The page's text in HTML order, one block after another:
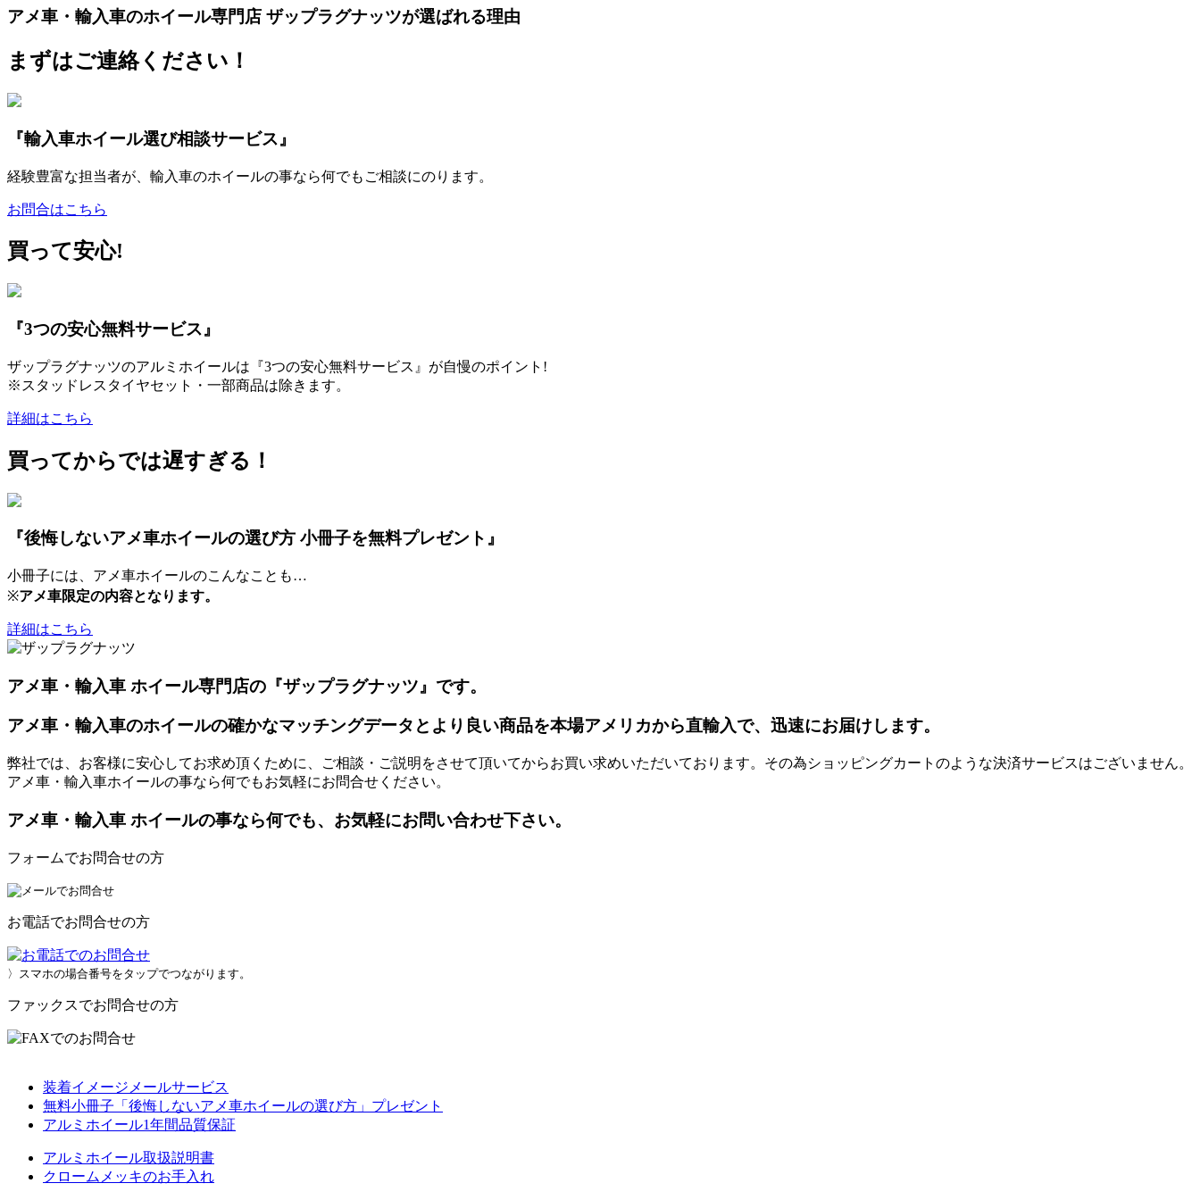
アメ車・輸入車のホイール専門店 ザップラグナッツが選ばれる理由
まずはご連絡ください！
『輸入車ホイール選び相談サービス』
経験豊富な担当者が、輸入車のホイールの事なら何でもご相談にのります。
お問合はこちら
買って安心!
『3つの安心無料サービス』
ザップラグナッツのアルミホイールは『3つの安心無料サービス』が自慢のポイント!
※スタッドレスタイヤセット・一部商品は除きます。
詳細はこちら
買ってからでは遅すぎる！
『後悔しないアメ車ホイールの選び方 小冊子を無料プレゼント』
小冊子には、アメ車ホイールのこんなことも…
※アメ車限定の内容となります。
詳細はこちら
アメ車・輸入車 ホイール専門店の『ザップラグナッツ』です。
アメ車・輸入車のホイールの確かなマッチングデータとより良い商品を本場アメリカから直輸入で、迅速にお届けします。
弊社では、お客様に安心してお求め頂くために、ご相談・ご説明をさせて頂いてからお買い求めいただいております。その為ショッピングカートのような決済サービスはございません。
アメ車・輸入車ホイールの事なら何でもお気軽にお問合せください。
アメ車・輸入車 ホイールの事なら何でも、お気軽にお問い合わせ下さい。
フォームでお問合せの方
お電話でお問合せの方
〉スマホの場合番号をタップでつながります。
ファックスでお問合せの方
装着イメージメールサービス
無料小冊子「後悔しないアメ車ホイールの選び方」プレゼント
アルミホイール1年間品質保証
アルミホイール取扱説明書
クロームメッキのお手入れ